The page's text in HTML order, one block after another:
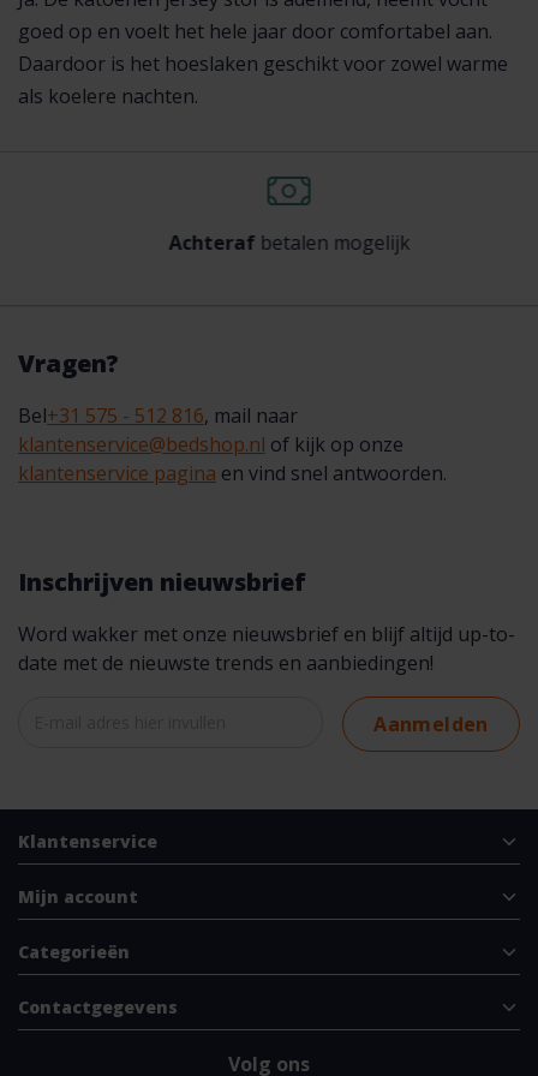
goed op en voelt het hele jaar door comfortabel aan.
Daardoor is het hoeslaken geschikt voor zowel warme
als koelere nachten.
Achterafbetalen mogelijk
Vragen?
Bel+31 575 - 512 816, mail naar
klantenservice@bedshop.nl of kijk op onze
klantenservice pagina en vind snel antwoorden.
Inschrijven nieuwsbrief
Word wakker met onze nieuwsbrief en blijf altijd up-to-
date met de nieuwste trends en aanbiedingen!
Aanmelden
Klantenservice
Mijn account
Categorieën
Contactgegevens
Volg ons